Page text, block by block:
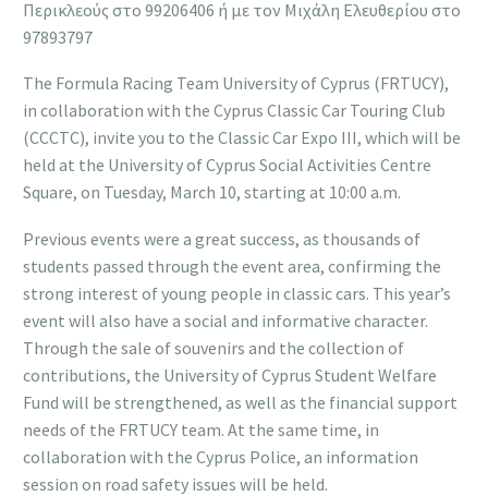
Περικλεούς στο 99206406 ή με τον Μιχάλη Ελευθερίου στο
97893797
The Formula Racing Team University of Cyprus (FRTUCY),
in collaboration with the Cyprus Classic Car Touring Club
(CCCTC), invite you to the Classic Car Expo III, which will be
held at the University of Cyprus Social Activities Centre
Square, on Tuesday, March 10, starting at 10:00 a.m.
Previous events were a great success, as thousands of
students passed through the event area, confirming the
strong interest of young people in classic cars. This year’s
event will also have a social and informative character.
Through the sale of souvenirs and the collection of
contributions, the University of Cyprus Student Welfare
Fund will be strengthened, as well as the financial support
needs of the FRTUCY team. At the same time, in
collaboration with the Cyprus Police, an information
session on road safety issues will be held.